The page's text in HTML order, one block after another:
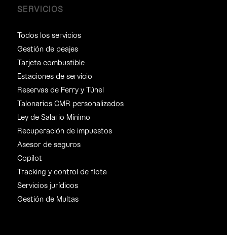
SERVICIOS
Todos los servicios
Gestión de peajes
Tarjeta combustible
Estaciones de servicio
Reservas de Ferry y Túnel
Talonarios CMR personalizados
Ley de Salario Mínimo
Recuperación de impuestos
Asesor de seguros
Copilot
Tracking y control de flota
Servicios jurídicos
Gestión de Multas